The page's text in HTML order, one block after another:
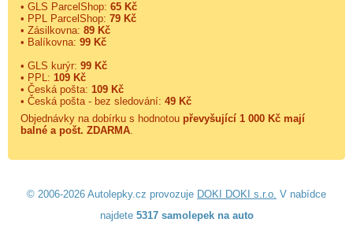
• GLS ParcelShop: 65 Kč
• PPL ParcelShop: 79 Kč
• Zásilkovna: 89 Kč
• Balíkovna: 99 Kč
• GLS kurýr: 99 Kč
• PPL: 109 Kč
• Česká pošta: 109 Kč
• Česká pošta - bez sledování: 49 Kč
Objednávky na dobírku s hodnotou převyšující 1 000 Kč mají
balné a pošt. ZDARMA.
© 2006-2026 Autolepky.cz provozuje DOKI DOKI s.r.o. V nabídce
najdete 5317 samolepek na auto